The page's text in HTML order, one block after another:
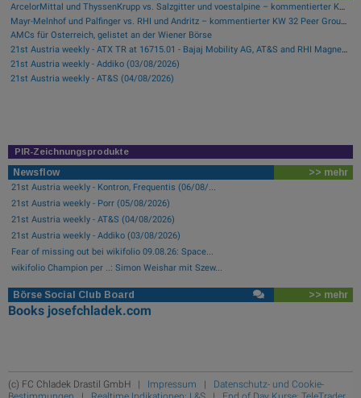
ArcelorMittal und ThyssenKrupp vs. Salzgitter und voestalpine – kommentierter KW 32 Peer Group Watch Stahl
Mayr-Melnhof und Palfinger vs. RHI und Andritz – kommentierter KW 32 Peer Group Watch Zykliker Österreich
AMCs für Österreich, gelistet an der Wiener Börse
21st Austria weekly - ATX TR at 16715.01 - Bajaj Mobility AG, AT&S and RHI Magnesita best-performing, Österreichische Post with weakest performance (08/08/2026)
21st Austria weekly - Addiko (03/08/2026)
21st Austria weekly - AT&S (04/08/2026)
PIR-Zeichnungsprodukte
Newsflow >> mehr
21st Austria weekly - Kontron, Frequentis (06/08/...
21st Austria weekly - Porr (05/08/2026)
21st Austria weekly - AT&S (04/08/2026)
21st Austria weekly - Addiko (03/08/2026)
Fear of missing out bei wikifolio 09.08.26: Space...
wikifolio Champion per ..: Simon Weishar mit Szew...
Börse Social Club Board >> mehr
Books josefchladek.com
(c) FC Chladek Drastil GmbH | Impressum | Datenschutz- und Cookie-